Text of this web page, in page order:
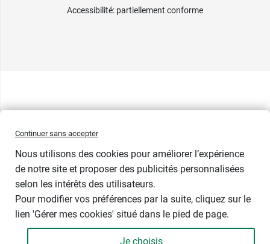
Accessibilité: partiellement conforme
Continuer sans accepter
Nous utilisons des cookies pour améliorer l’expérience
de notre site et proposer des publicités personnalisées
selon les intérêts des utilisateurs.
Pour modifier vos préférences par la suite, cliquez sur le
lien 'Gérer mes cookies' situé dans le pied de page.
Je choisis